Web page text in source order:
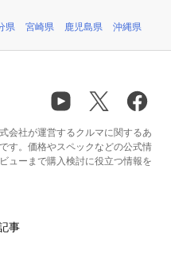
県 宮崎県 鹿児島県 沖縄県
会社が運営するクルマに関するあ
す。価格やスペックなどの公式情
ューまで購入検討に役立つ情報を
事